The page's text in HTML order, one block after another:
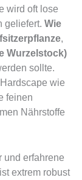
wird oft lose
geliefert. Wie
,
Wurzelstock)
sollte.
wie
feinen
Nährstoffe
und erfahrene
extrem robust